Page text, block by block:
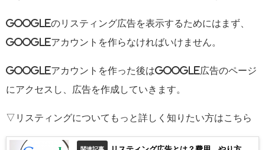
Googleのリスティング広告を表示するためにはまず、
Googleアカウントを作らなければいけません。
Googleアカウントを作った後はGoogle広告のページ
にアクセスし、広告を作成していきます。
▽リスティングについてもっと詳しく知りたい方はこちら